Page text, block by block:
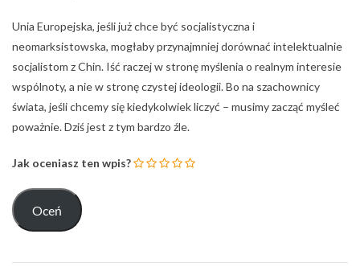
Unia Europejska, jeśli już chce być socjalistyczna i
neomarksistowska, mogłaby przynajmniej dorównać intelektualnie
socjalistom z Chin. Iść raczej w stronę myślenia o realnym interesie
wspólnoty, a nie w stronę czystej ideologii. Bo na szachownicy
świata, jeśli chcemy się kiedykolwiek liczyć – musimy zacząć myśleć
poważnie. Dziś jest z tym bardzo źle.
Jak oceniasz ten wpis?